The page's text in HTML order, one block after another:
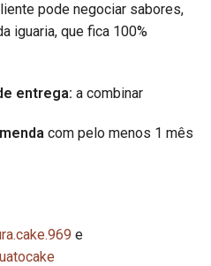
pode negociar sabores,
iguaria, que fica 100%
entrega: a combinar
com pelo menos 1 mês
e